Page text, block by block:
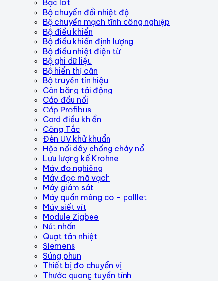
Bạc lót
Bộ chuyển đổi nhiệt độ
Bộ chuyển mạch tĩnh công nghiệp
Bộ điều khiển
Bộ điều khiển định lượng
Bộ điều nhiệt điện từ
Bộ ghi dữ liệu
Bộ hiển thị cân
Bộ truyền tín hiệu
Cân băng tải động
Cáp đầu nối
Cáp Profibus
Card điều khiển
Công Tắc
Đèn UV khử khuẩn
Hộp nối dây chống cháy nổ
Lưu lượng kế Krohne
Máy đo nghiêng
Máy đọc mã vạch
Máy giám sát
Máy quấn màng co - palllet
Máy siết vít
Module Zigbee
Nút nhấn
Quạt tản nhiệt
Siemens
Súng phun
Thiết bị đo chuyển vị
Thước quang tuyến tính